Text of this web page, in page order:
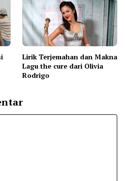
Lirik Terjemahan dan Makna
Lagu the cure dari Olivia
Rodrigo